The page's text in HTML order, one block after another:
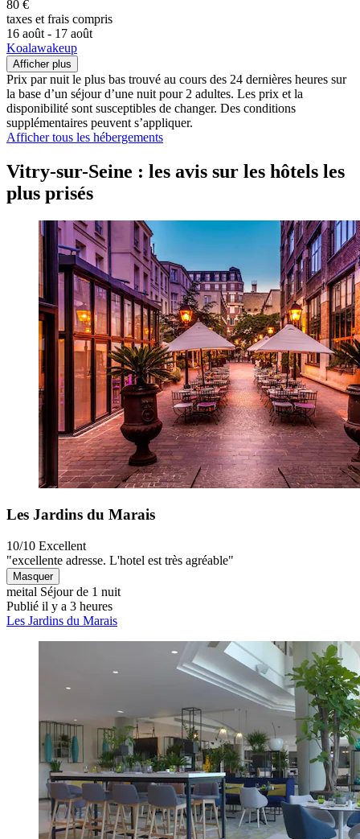
80 €
taxes et frais compris
16 août - 17 août
Koalawakeup
Afficher plus
Prix par nuit le plus bas trouvé au cours des 24 dernières heures sur
la base d’un séjour d’une nuit pour 2 adultes. Les prix et la
disponibilité sont susceptibles de changer. Des conditions
supplémentaires peuvent s’appliquer.
Afficher tous les hébergements
Vitry-sur-Seine : les avis sur les hôtels les
plus prisés
Les Jardins du Marais
10/10 Excellent
"excellente adresse. L'hotel est très agréable"
Masquer
meital Séjour de 1 nuit
Publié il y a 3 heures
Les Jardins du Marais